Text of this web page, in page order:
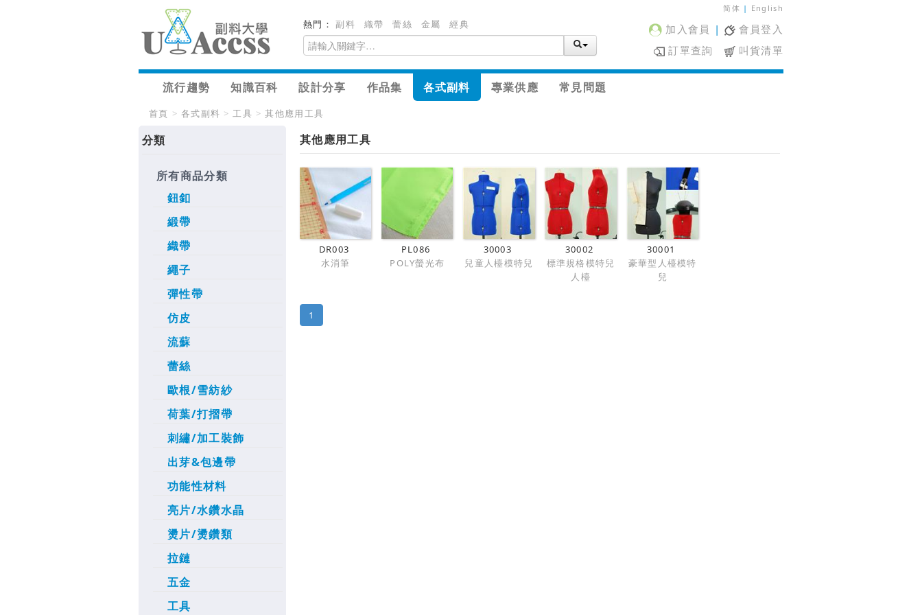
熱門：副料 織帶 蕾絲 金屬 經典
简体 | English
加入會員 |
會員登入
訂單查詢
叫貨清單
流行趨勢 知識百科 設計分享 作品集 各式副料 專業供應 常見問題
首頁 > 各式副料 > 工具 > 其他應用工具
分類
所有商品分類
鈕釦
緞帶
織帶
繩子
彈性帶
仿皮
流蘇
蕾絲
歐根/雪紡紗
荷葉/打摺帶
刺繡/加工裝飾
出芽&包邊帶
功能性材料
亮片/水鑽水晶
燙片/燙鑽類
拉鏈
五金
工具
其他應用工具
DR003
水消筆
PL086
POLY螢光布
30003
兒童人檯模特兒
30002
標準規格模特兒
人檯
30001
豪華型人檯模特
兒
1